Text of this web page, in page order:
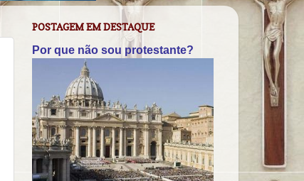
POSTAGEM EM DESTAQUE
Por que não sou protestante?